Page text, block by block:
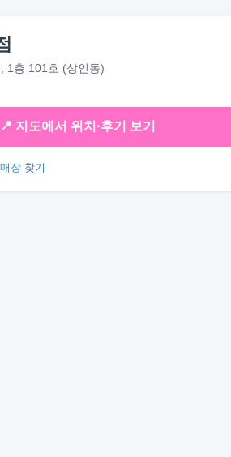
1층 101호 (상인동)
📍 지도에서 위치·후기 보기
장 찾기